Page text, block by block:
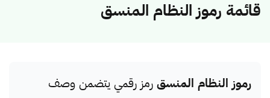
قائمة رموز النظام المنسق
رموز النظام المنسق رمز رقمي يتضمن وصف